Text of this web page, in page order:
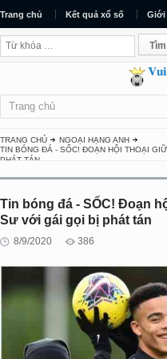
Trang chủ Kết quả xổ số Giới
Trang chủ
TRANG CHỦ
NGOẠI HẠNG ANH
TIN BÓNG ĐÁ - SỐC! ĐOẠN HỘI THOẠI
PHÁT TÁN
Tin bóng đá - SỐC! Đoạn
Sư với gái gọi bị phát tán
8/9/2020 386